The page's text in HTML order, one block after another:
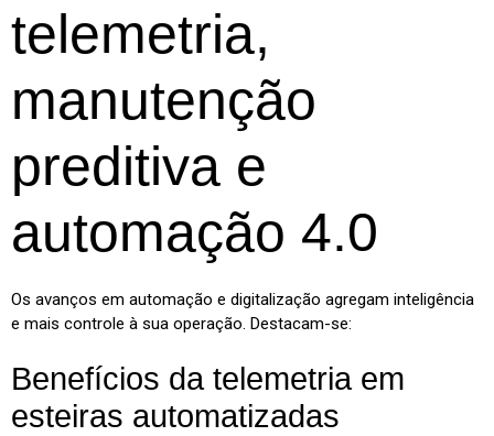
telemetria,
manutenção
preditiva e
automação 4.0
Os avanços em automação e digitalização agregam inteligência
e mais controle à sua operação. Destacam-se:
Benefícios da telemetria em
esteiras automatizadas